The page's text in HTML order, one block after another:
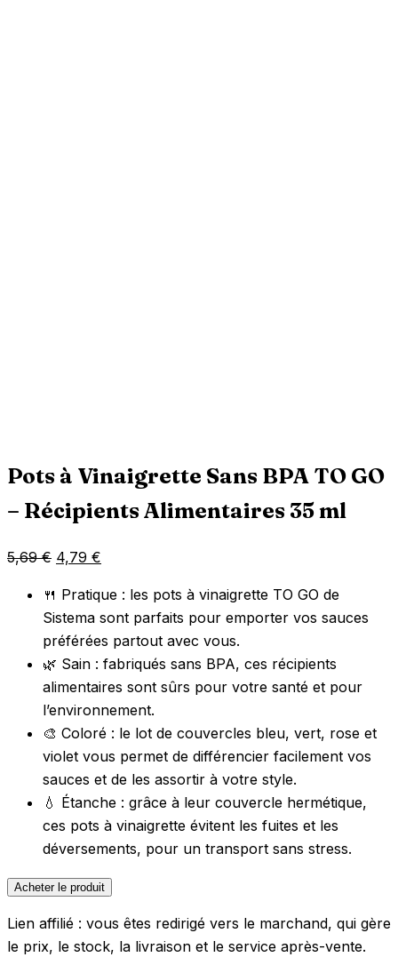
Pots à Vinaigrette Sans BPA TO GO
– Récipients Alimentaires 35 ml
5,69€ Le
initial
était :
5,69 €.
4,79 €
actuel
est :
4,79 €.
🍴 Pratique : les pots à vinaigrette TO GO de
Sistema sont parfaits pour emporter vos sauces
préférées partout avec vous.
🌿 Sain : fabriqués sans BPA, ces récipients
alimentaires sont sûrs pour votre santé et pour
l’environnement.
🎨 Coloré : le lot de couvercles bleu, vert, rose et
violet vous permet de différencier facilement vos
sauces et de les assortir à votre style.
💧 Étanche : grâce à leur couvercle hermétique,
ces pots à vinaigrette évitent les fuites et les
déversements, pour un transport sans stress.
Acheter le produit
Lien affilié : vous êtes redirigé vers le marchand, qui gère
le prix, le stock, la livraison et le service après-vente.